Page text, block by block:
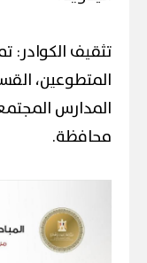
تثقيف الكوادر:
المتطوعين،
محافظة.